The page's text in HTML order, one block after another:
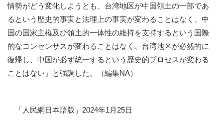
情勢がどう変化しようとも、台湾地区が中国領土の一部であ
るという歴史的事実と法理上の事実が変わることはなく、中
国の国家主権及び領土的一体性の維持を支持するという国際
的なコンセンサスが変わることはなく、台湾地区が必然的に
復帰し、中国が必ず統一するという歴史的プロセスが変わる
ことはない」と強調した。（編集NA）
「人民網日本語版」2024年1月25日